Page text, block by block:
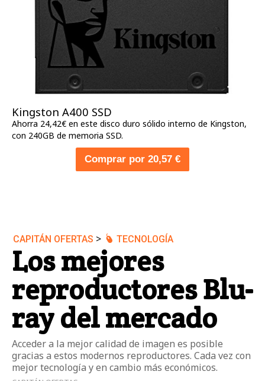
Kingston A400 SSD
Ahorra 24,42€ en este disco duro sólido interno de Kingston,
con 240GB de memoria SSD.
Comprar por 20,57 €
CAPITÁN OFERTAS > TECNOLOGÍA
Los mejores
reproductores Blu-
ray del mercado
Acceder a la mejor calidad de imagen es posible
gracias a estos modernos reproductores. Cada vez con
mejor tecnología y en cambio más económicos.